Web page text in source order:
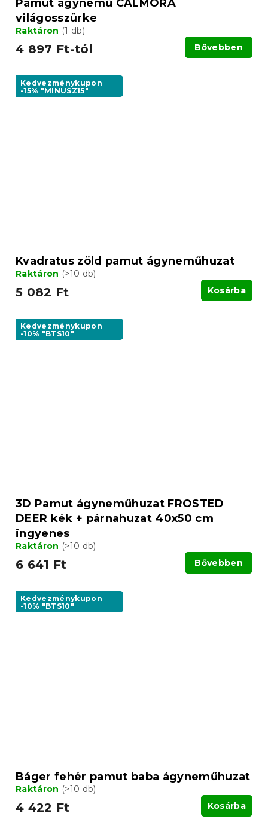
Pamut ágynemű CALMORA
világosszürke
Raktáron (1 db)
4 897 Ft-tól Bővebben
Kedvezménykupon
-15% "MINUSZ15"
Kvadratus zöld pamut ágyneműhuzat
Raktáron (>10 db)
5 082 Ft Kosárba
Kedvezménykupon
-10% "BTS10"
3D Pamut ágyneműhuzat FROSTED
DEER kék + párnahuzat 40x50 cm
ingyenes
Raktáron (>10 db)
6 641 Ft Bővebben
Kedvezménykupon
-10% "BTS10"
Báger fehér pamut baba ágyneműhuzat
Raktáron (>10 db)
4 422 Ft Kosárba